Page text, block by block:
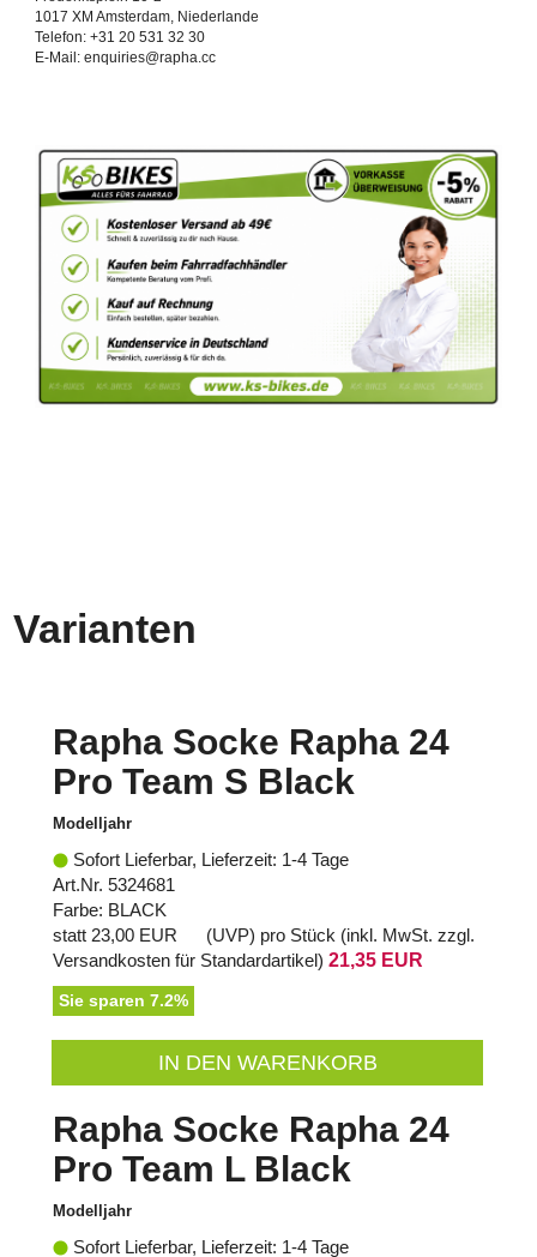
1017 XM Amsterdam, Niederlande
Telefon: +31 20 531 32 30
E-Mail: enquiries@rapha.cc
Varianten
Rapha Socke Rapha 24
Pro Team S Black
Modelljahr
Sofort Lieferbar, Lieferzeit: 1-4 Tage
Art.Nr. 5324681
Farbe: BLACK
statt 23,00 EUR (UVP) pro Stück (inkl. MwSt. zzgl.
Versandkosten für Standardartikel) 21,35 EUR
Sie sparen 7.2%
IN DEN WARENKORB
Rapha Socke Rapha 24
Pro Team L Black
Modelljahr
Sofort Lieferbar, Lieferzeit: 1-4 Tage